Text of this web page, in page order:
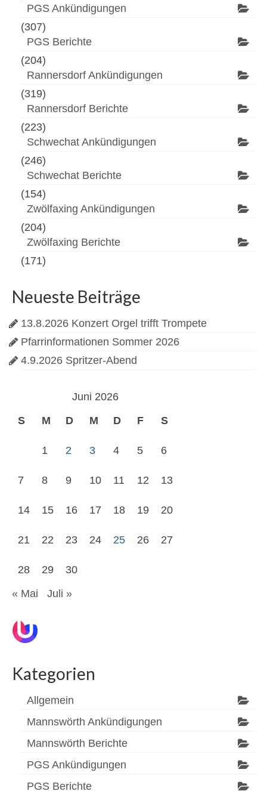
PGS Ankündigungen
(307)
PGS Berichte
(204)
Rannersdorf Ankündigungen
(319)
Rannersdorf Berichte
(223)
Schwechat Ankündigungen
(246)
Schwechat Berichte
(154)
Zwölfaxing Ankündigungen
(204)
Zwölfaxing Berichte
(171)
Neueste Beiträge
13.8.2026 Konzert Orgel trifft Trompete
Pfarrinformationen Sommer 2026
4.9.2026 Spritzer-Abend
Juni 2026
S
M D M D F S
1 2 3 4 5 6
7 8 9 10 11 12 13
14 15 16 17 18 19 20
21 22 23 24 25 26 27
28 29
30
« Mai
Juli »
Kategorien
Allgemein
Mannswörth Ankündigungen
Mannswörth Berichte
PGS Ankündigungen
PGS Berichte